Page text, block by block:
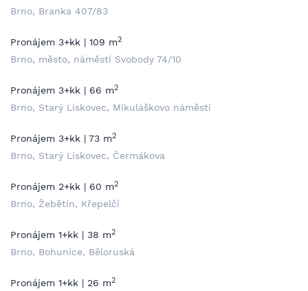
Brno, Branka 407/83
Pronájem 3+kk | 109 m2
Brno, město, náměstí Svobody 74/10
Pronájem 3+kk | 66 m2
Brno, Starý Lískovec, Mikuláškovo náměstí
Pronájem 3+kk | 73 m2
Brno, Starý Lískovec, Čermákova
Pronájem 2+kk | 60 m2
Brno, Žebětín, Křepelčí
Pronájem 1+kk | 38 m2
Brno, Bohunice, Běloruská
Pronájem 1+kk | 26 m2